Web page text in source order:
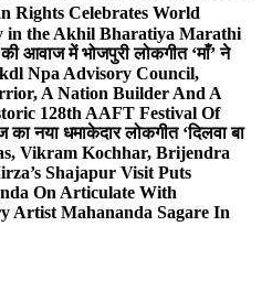
Rights Celebrates World
in the Akhil Bharatiya Marathi
की आवाज में भोजपुरी लोकगीत ‘माँ’ ने
Npa Advisory Council,
A Nation Builder And A
128th AAFT Festival Of
का नया धमाकेदार लोकगीत ‘दिलवा बा
Vikram Kochhar, Brijendra
Shajapur Visit Puts
On Articulate With
Artist Mahananda Sagare In